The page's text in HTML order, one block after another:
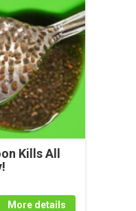
Kills All
More details